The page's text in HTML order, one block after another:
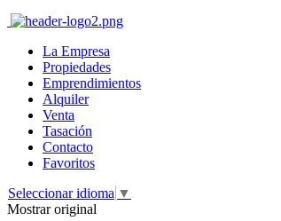
La Empresa
Propiedades
Emprendimientos
Alquiler
Venta
Tasación
Contacto
Favoritos
Seleccionar idioma ▼
Mostrar original